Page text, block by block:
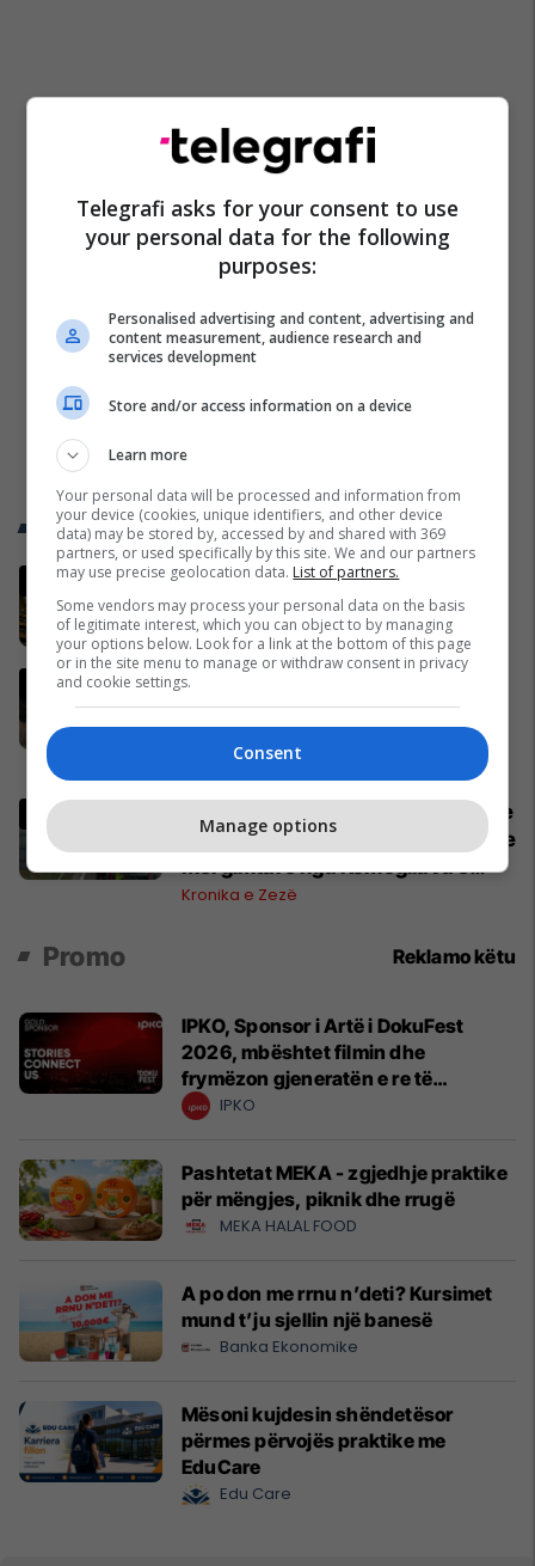
Trend Telegrafi
Seanca konstituive vazhdon sot
në ora 11:00
Kosovë
Deda: Nëse deri nesër nuk
konstituohet Kuvendi, të gjithë
deputetët do të bëjnë shkelje të
rëndë kushtetuese
Politikë
Mediat gjermane publikojnë detaje
për aksidentin ku humbën jetën tre
mërgimtarë nga Komogllava e
Ferizajt
Kronika e Zezë
Promo Reklamo këtu
IPKO, Sponsor i Artë i DokuFest
2026, mbështet filmin dhe
frymëzon gjeneratën e re të
krijuesve
IPKO
Pashtetat MEKA - zgjedhje praktike
për mëngjes, piknik dhe rrugë
MEKA HALAL FOOD
A po don me rrnu n’deti? Kursimet
mund t’ju sjellin një banesë
Banka Ekonomike
Mësoni kujdesin shëndetësor
përmes përvojës praktike me
EduCare
Edu Care
Telegrafi asks for your consent to use
your personal data for the following
purposes:
Personalised advertising and content, advertising and
content measurement, audience research and
services development
Store and/or access information on a device
Learn more
Your personal data will be processed and information from
your device (cookies, unique identifiers, and other device
data) may be stored by, accessed by and shared with 369
partners, or used specifically by this site. We and our partners
may use precise geolocation data. List of partners.
Some vendors may process your personal data on the basis
of legitimate interest, which you can object to by managing
your options below. Look for a link at the bottom of this page
or in the site menu to manage or withdraw consent in privacy
and cookie settings.
Consent
Manage options